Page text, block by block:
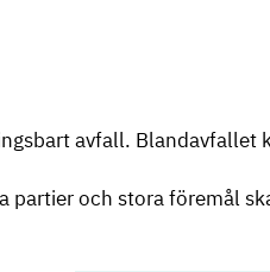
avfall. Blandavfallet
partier och stora föremål